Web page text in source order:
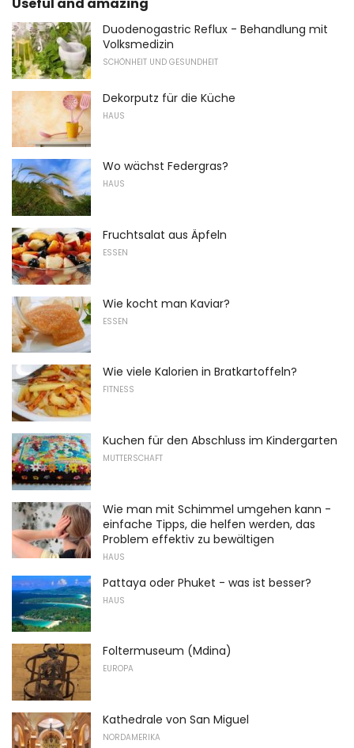
Duodenogastric Reflux - Behandlung mit
Volksmedizin
SCHÖNHEIT UND GESUNDHEIT
Dekorputz für die Küche
HAUS
Wo wächst Federgras?
HAUS
Fruchtsalat aus Äpfeln
ESSEN
Wie kocht man Kaviar?
ESSEN
Wie viele Kalorien in Bratkartoffeln?
FITNESS
Kuchen für den Abschluss im Kindergarten
MUTTERSCHAFT
Wie man mit Schimmel umgehen kann -
einfache Tipps, die helfen werden, das
Problem effektiv zu bewältigen
HAUS
Pattaya oder Phuket - was ist besser?
HAUS
Foltermuseum (Mdina)
EUROPA
Kathedrale von San Miguel
NORDAMERIKA